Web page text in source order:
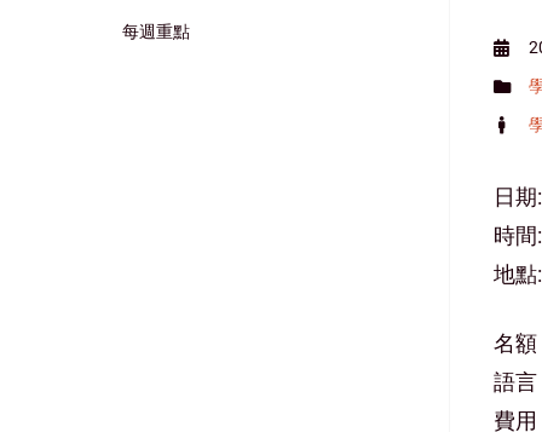
每週重點
日
時間
地點
名
語言
費